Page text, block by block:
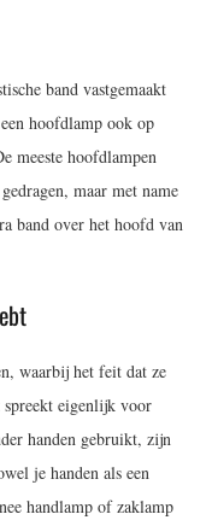
band vastgemaakt
hoofdlamp ook op
meeste hoofdlampen
maar met name
band over het hoofd van
waarbij het feit dat ze
eigenlijk voor
handen gebruikt, zijn
je handen als een
handlamp of zaklamp